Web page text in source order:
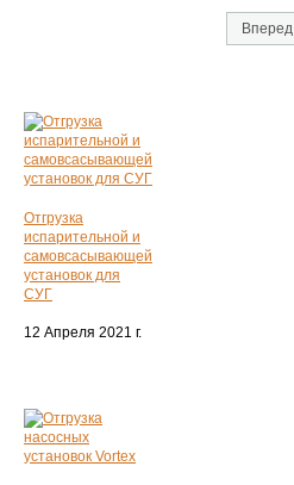
Вперед
Отгрузка
испарительной и
самовсасывающей
установок для
СУГ
12 Апреля 2021 г.